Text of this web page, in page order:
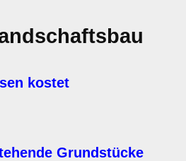
kostet
Grundstücke